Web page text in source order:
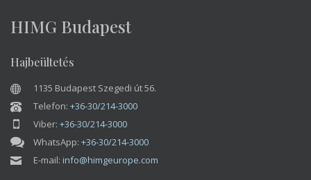
HIMG Budapest
Hajbeültetés
1135 Budapest Szegedi út 56.
Telefon: +36-30/214-3000
Viber: +36-30/214-3000
WhatsApp: +36-30/214-3000
E-mail: info@himgeurope.com